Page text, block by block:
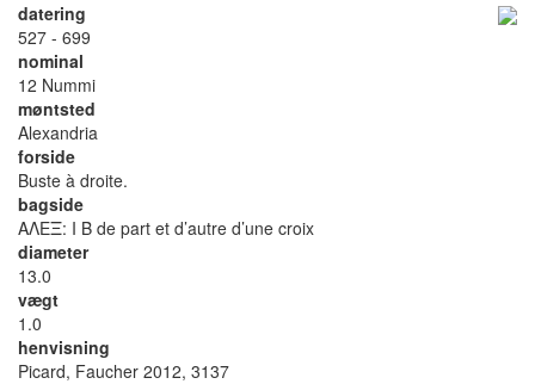
datering
527 - 699
nominal
12 Nummi
møntsted
Alexandria
forside
Buste à droite.
bagside
ΑΛΕΞ: I B de part et d’autre d’une croix
diameter
13.0
vægt
1.0
henvisning
Picard, Faucher 2012, 3137